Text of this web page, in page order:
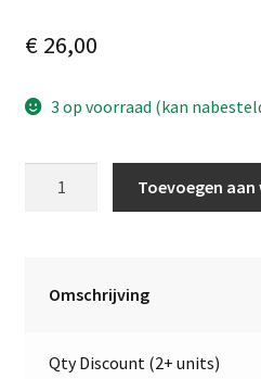
€26,00
3 op voorraad (kan
Links
Toevoegen
Omschrijving
Qty Discount (2+ units)